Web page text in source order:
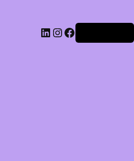
LinkedIn
Instagram
Facebook